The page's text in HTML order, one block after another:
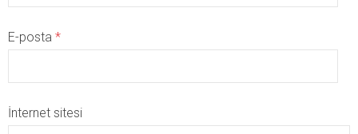
E-posta *
İnternet sitesi